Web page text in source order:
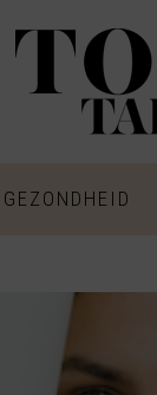
GEZONDHEID